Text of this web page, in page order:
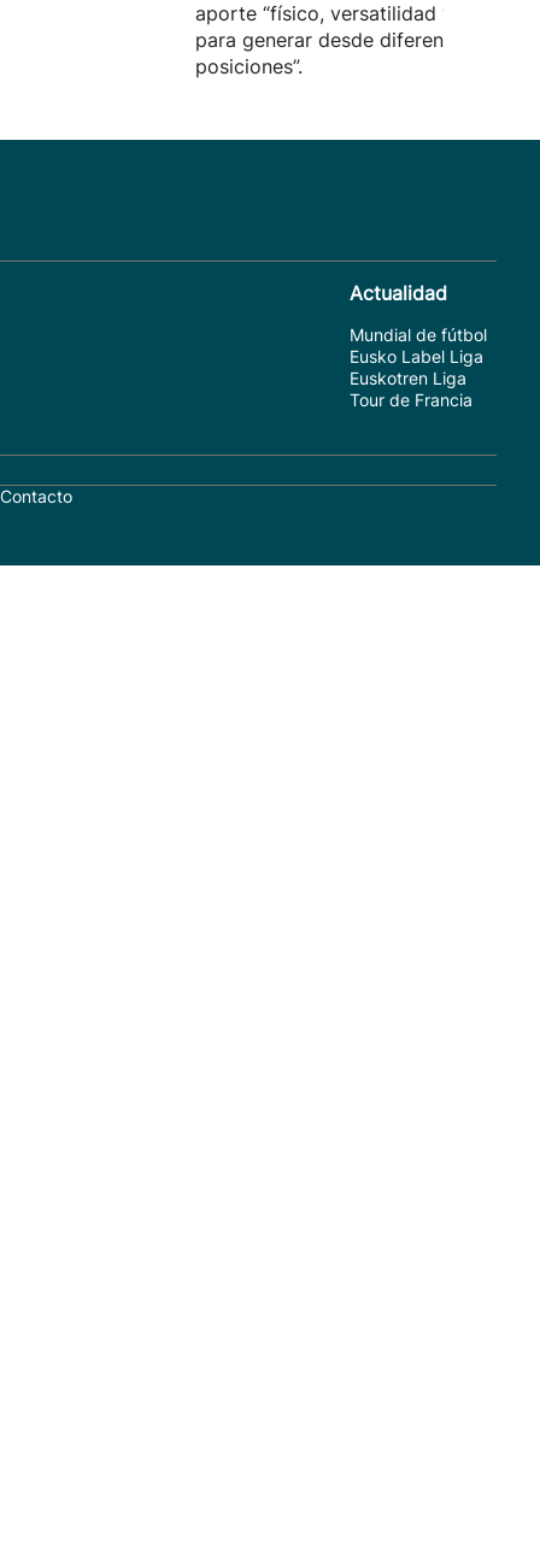
aporte “físico, versatilidad y
para generar desde diferentes
posiciones”.
Actualidad
Mundial de fútbol
Eusko Label Liga
Euskotren Liga
Tour de Francia
Contacto